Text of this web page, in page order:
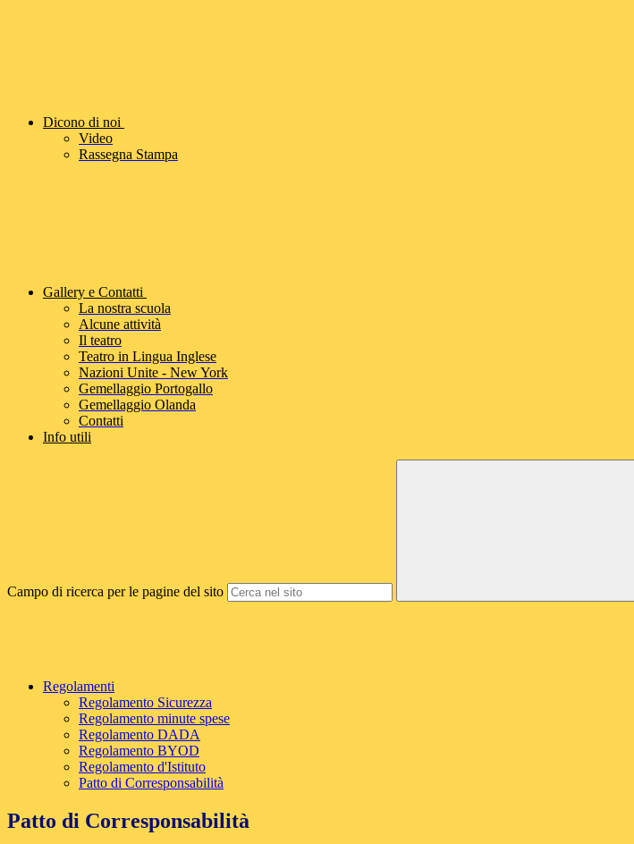
Dicono di noi
Video
Rassegna Stampa
Gallery e Contatti
La nostra scuola
Alcune attività
Il teatro
Teatro in Lingua Inglese
Nazioni Unite - New York
Gemellaggio Portogallo
Gemellaggio Olanda
Contatti
Info utili
Campo di ricerca per le pagine del sito
Regolamenti
Regolamento Sicurezza
Regolamento minute spese
Regolamento DADA
Regolamento BYOD
Regolamento d'Istituto
Patto di Corresponsabilità
Patto di Corresponsabilità